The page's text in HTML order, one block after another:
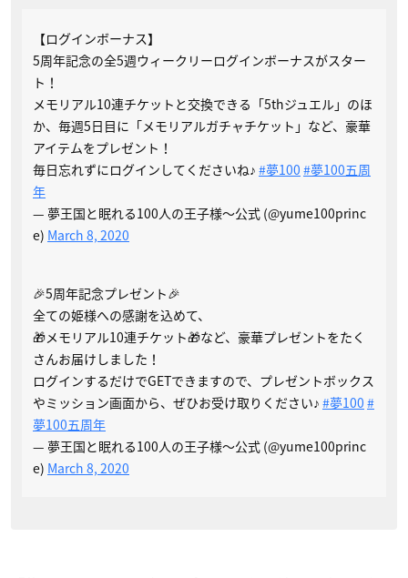
【ログインボーナス】
5周年記念の全5週ウィークリーログインボーナスがスター
ト！
メモリアル10連チケットと交換できる「5thジュエル」のほ
か、毎週5日目に「メモリアルガチャチケット」など、豪華
アイテムをプレゼント！
毎日忘れずにログインしてくださいね♪ #夢100 #夢100五周
年
— 夢王国と眠れる100人の王子様～公式 (@yume100princ
e) March 8, 2020
🎉5周年記念プレゼント🎉
全ての姫様への感謝を込めて、
🎁メモリアル10連チケット🎁など、豪華プレゼントをたく
さんお届けしました！
ログインするだけでGETできますので、プレゼントボックス
やミッション画面から、ぜひお受け取りください♪ #夢100 #
夢100五周年
— 夢王国と眠れる100人の王子様～公式 (@yume100princ
e) March 8, 2020